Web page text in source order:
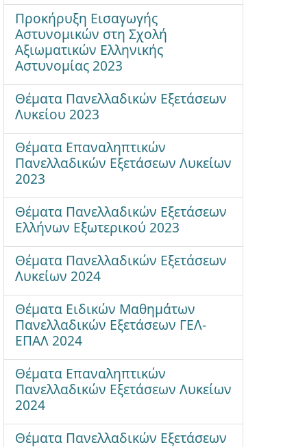
Προκήρυξη Εισαγωγής
Αστυνομικών στη Σχολή
Αξιωματικών Ελληνικής
Αστυνομίας 2023
Θέματα Πανελλαδικών Εξετάσεων
Λυκείου 2023
Θέματα Επαναληπτικών
Πανελλαδικών Εξετάσεων Λυκείων
2023
Θέματα Πανελλαδικών Εξετάσεων
Ελλήνων Εξωτερικού 2023
Θέματα Πανελλαδικών Εξετάσεων
Λυκείων 2024
Θέματα Ειδικών Μαθημάτων
Πανελλαδικών Εξετάσεων ΓΕΛ-
ΕΠΑΛ 2024
Θέματα Επαναληπτικών
Πανελλαδικών Εξετάσεων Λυκείων
2024
Θέματα Πανελλαδικών Εξετάσεων